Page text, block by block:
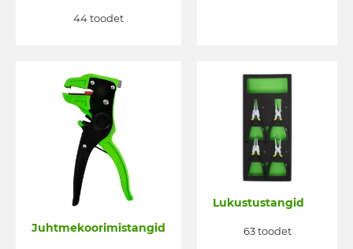
44 toodet
Juhtmekoorimistangid
Lukustustangid
63 toodet